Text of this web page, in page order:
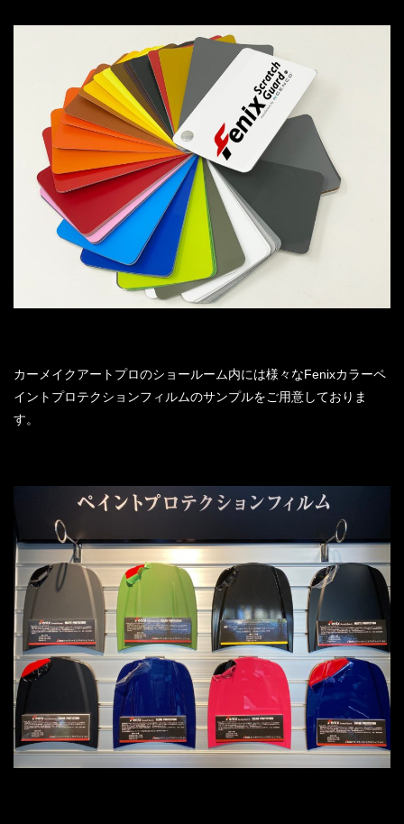
カーメイクアートプロのショールーム内には様々なFenixカラーペ
イントプロテクションフィルムのサンプルをご用意しておりま
す。